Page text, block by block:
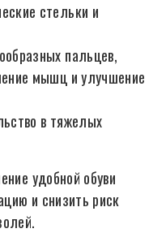
стельки и
пальцев,
мышц и улучшение
в тяжелых
удобной обуви
и снизить риск